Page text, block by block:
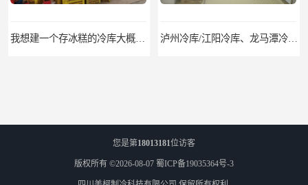
您是第18013181位访客
版权所有 ©2026-08-07 蜀ICP备19035364号-3